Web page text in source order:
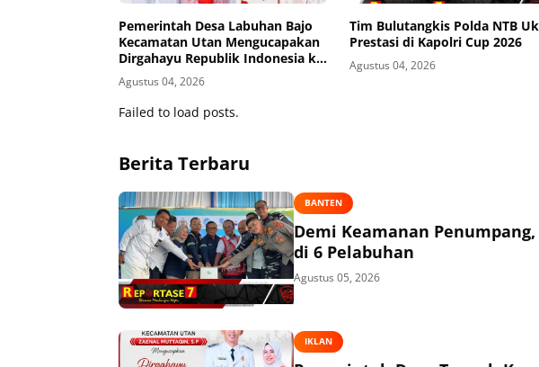
Pemerintah Desa Labuhan Bajo
Kecamatan Utan Mengucapakan
Dirgahayu Republik Indonesia ke-
81
Agustus 04, 2026
Tim Bulutangkis Polda NTB
Prestasi di Kapolri Cup 2026
Agustus 04, 2026
Failed to load posts.
Berita Terbaru
BANTEN
Demi Keamanan
di 6 Pelabuhan
Agustus 05, 2026
IKLAN